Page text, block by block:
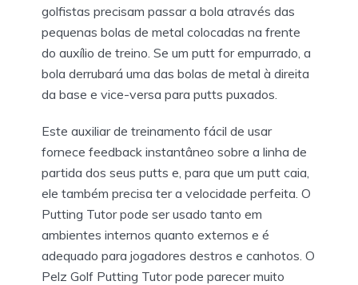
golfistas precisam passar a bola através das
pequenas bolas de metal colocadas na frente
do auxílio de treino. Se um putt for empurrado, a
bola derrubará uma das bolas de metal à direita
da base e vice-versa para putts puxados.
Este auxiliar de treinamento fácil de usar
fornece feedback instantâneo sobre a linha de
partida dos seus putts e, para que um putt caia,
ele também precisa ter a velocidade perfeita. O
Putting Tutor pode ser usado tanto em
ambientes internos quanto externos e é
adequado para jogadores destros e canhotos. O
Pelz Golf Putting Tutor pode parecer muito